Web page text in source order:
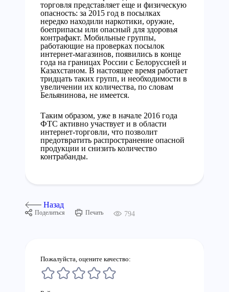
торговля представляет еще и физическую
опасность: за 2015 год в посылках
нередко находили наркотики, оружие,
боеприпасы или опасный для здоровья
контрафакт. Мобильные группы,
работающие на проверках посылок
интернет-магазинов, появились в конце
года на границах России с Белоруссией и
Казахстаном. В настоящее время работает
тридцать таких групп, и необходимости в
увеличении их количества, по словам
Бельянинова, не имеется.
Таким образом, уже в начале 2016 года
ФТС активно участвует и в области
интернет-торговли, что позволит
предотвратить распространение опасной
продукции и снизить количество
контрабанды.
Назад
Поделиться Печать 794
Пожалуйста, оцените качество: